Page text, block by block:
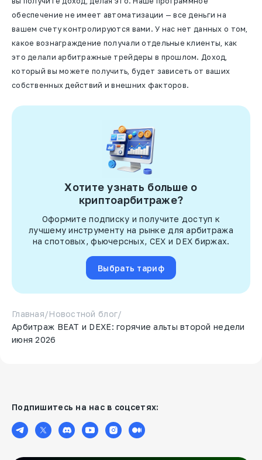
обеспечение не имеет автоматизации — все деньги на
вашем счету контролируются вами. У нас нет данных о том,
какое вознаграждение получали отдельные клиенты, как
это делали арбитражные трейдеры в прошлом. Доход,
который вы можете получить, будет зависеть от ваших
собственных действий и внешних факторов.
Хотите узнать больше о
криптоарбитраже?
Оформите подписку и получите доступ к
лучшему инструменту на рынке для арбитража
на спотовых, фьючерсных, CEX и DEX биржах.
Выбрать тариф
Главная/Новостной блог/
Арбитраж BEAT и DEXE: горячие альты второй недели
июня 2026
Подпишитесь на нас в соцсетях: